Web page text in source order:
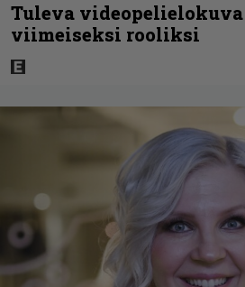
Tuleva
viimeiseksi rooliksi